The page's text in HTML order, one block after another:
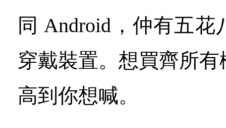
同 Android，仲有五花
穿戴裝置。想買齊所
高到你想喊。